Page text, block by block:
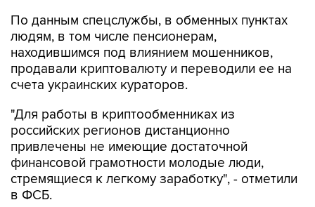
По данным спецслужбы, в обменных пунктах
людям, в том числе пенсионерам,
находившимся под влиянием мошенников,
продавали криптовалюту и переводили ее на
счета украинских кураторов.
"Для работы в криптообменниках из
российских регионов дистанционно
привлечены не имеющие достаточной
финансовой грамотности молодые люди,
стремящиеся к легкому заработку", - отметили
в ФСБ.